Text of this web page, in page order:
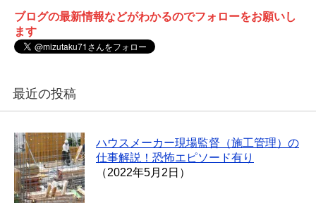
ブログの最新情報などがわかるのでフォローをお願いし
ます
最近の投稿
ハウスメーカー現場監督（施工管理）の
仕事解説！恐怖エピソード有り
（2022年5月2日）